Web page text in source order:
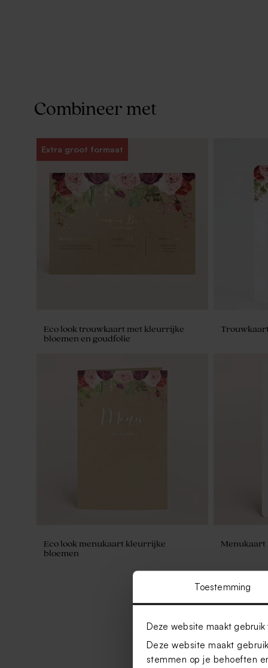
Toestemming
Deze website maakt gebruik
Deze website maakt
stemmen op je behoeften
Combineer met
Extra groot formaat
Eco look trouwkaart met kleurrijke
bloemen en goudfolie
Eco look menukaart kleurrijke
bloemen
Menukaart